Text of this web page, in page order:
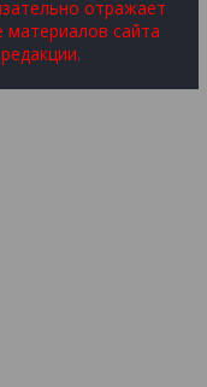
отражает
материалов сайта